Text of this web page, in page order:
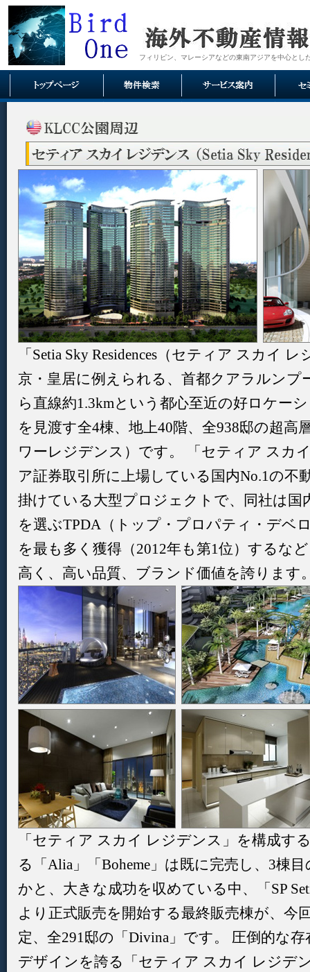
フィリピン、マレーシアなどの東南アジアを中心とし
「Setia Sky Residences（セティア スカイ
京・皇居に例えられる、首都クアラルンプ
ら直線約1.3kmという都心至近の好ロケー
を見渡す全4棟、地上40階、全938邸の超高
ワーレジデンス）です。 「セティア スカ
ア証券取引所に上場している国内No.1の不
掛けている大型プロジェクトで、同社は
を選ぶTPDA（トップ・プロパティ・デベ
を最も多く獲得（2012年も第1位）するな
高く、高い品質、ブランド価値を誇ります
「セティア スカイ レジデンス」を構成す
る「Alia」「Boheme」は既に完売し、3棟
かと、大きな成功を収めている中、「SP
より正式販売を開始する最終販売棟が、今
定、全291邸の「Divina」です。 圧倒的な
デザインを誇る「セティア スカイ レジデ